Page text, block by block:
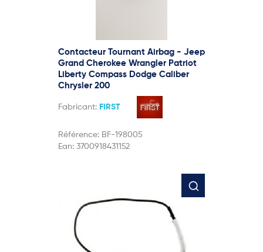
Contacteur Tournant Airbag - Jeep
Grand Cherokee Wrangler Patriot
Liberty Compass Dodge Caliber
Chrysler 200
Fabricant: FIRST
Référence: BF-198005
Ean: 3700918431152